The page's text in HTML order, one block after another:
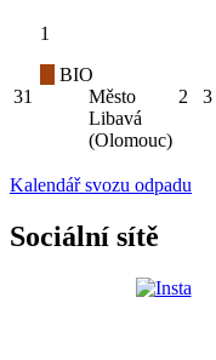
31
1
BIO
Město
Libavá
(Olomouc)
2 3
Kalendář svozu odpadu
Sociální sítě